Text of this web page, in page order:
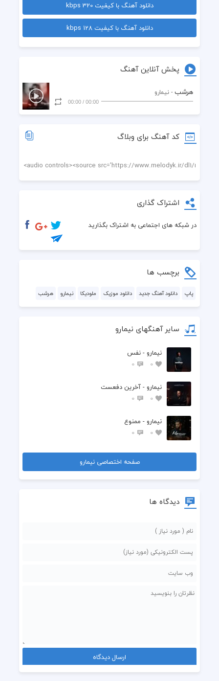
  دل ميبري هرشب ازم
  با توقلبم پر زد فقط
  مگه ميشه با تو بد شم اصن يا رد شم ازت
  تو روزاي سختم هيچكي مثل تو برا من پر پر نزد
  با توقلبم پر زد فقط
  انگار خدا رسوند تورو دوباره
  اين دلم تا هميشه ذوقتو داره
  با توقلبم پر زد فقط
  مگه ميشه با تو بد شم اصن يا رد شم ازت
  تو روزاي سختم هيچكي مثل تو برا من پر پر نزد
  با توقلبم پر زد فقط
  مگه ميشه با تو بد شم اصن يا رد شم ازت
دانلود آهنگ با کیفیت 320 kbps
دانلود آهنگ با کیفیت 128 kbps
پخش آنلاین آهنگ
هرشب - نیمارو
00:00
/
00:00
کد آهنگ برای وبلاگ
اشتراک گذاری
در شبکه های اجتماعی به اشتراک بگذارید
برچسب ها
پاپ دانلود آهنگ جدید دانلود موزیک ملودیکا نیمارو هرشب
سایر آهنگهای نیمارو
نیمارو - نفس
0
0
نیمارو - آخرین دفعست
0
0
نیمارو - ممنوع
0
0
صفحه اختصاصی نیمارو
دیدگاه ها